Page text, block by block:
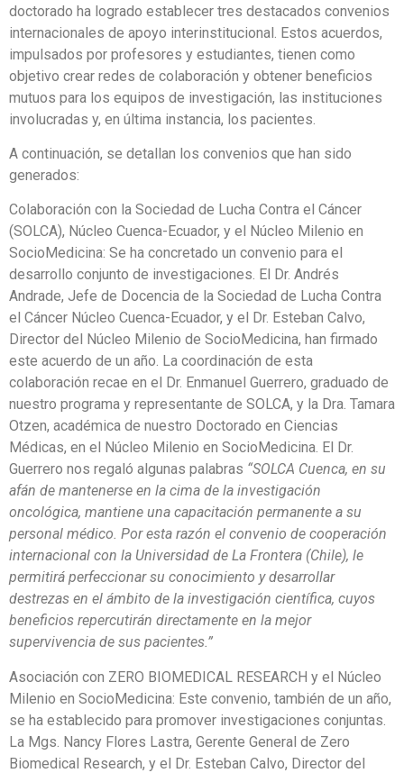
doctorado ha logrado establecer tres destacados convenios
internacionales de apoyo interinstitucional. Estos acuerdos,
impulsados por profesores y estudiantes, tienen como
objetivo crear redes de colaboración y obtener beneficios
mutuos para los equipos de investigación, las instituciones
involucradas y, en última instancia, los pacientes.
A continuación, se detallan los convenios que han sido
generados:
Colaboración con la Sociedad de Lucha Contra el Cáncer
(SOLCA), Núcleo Cuenca-Ecuador, y el Núcleo Milenio en
SocioMedicina: Se ha concretado un convenio para el
desarrollo conjunto de investigaciones. El Dr. Andrés
Andrade, Jefe de Docencia de la Sociedad de Lucha Contra
el Cáncer Núcleo Cuenca-Ecuador, y el Dr. Esteban Calvo,
Director del Núcleo Milenio de SocioMedicina, han firmado
este acuerdo de un año. La coordinación de esta
colaboración recae en el Dr. Enmanuel Guerrero, graduado de
nuestro programa y representante de SOLCA, y la Dra. Tamara
Otzen, académica de nuestro Doctorado en Ciencias
Médicas, en el Núcleo Milenio en SocioMedicina. El Dr.
Guerrero nos regaló algunas palabras “SOLCA Cuenca, en su
afán de mantenerse en la cima de la investigación
oncológica, mantiene una capacitación permanente a su
personal médico. Por esta razón el convenio de cooperación
internacional con la Universidad de La Frontera (Chile), le
permitirá perfeccionar su conocimiento y desarrollar
destrezas en el ámbito de la investigación científica, cuyos
beneficios repercutirán directamente en la mejor
supervivencia de sus pacientes.”
Asociación con ZERO BIOMEDICAL RESEARCH y el Núcleo
Milenio en SocioMedicina: Este convenio, también de un año,
se ha establecido para promover investigaciones conjuntas.
La Mgs. Nancy Flores Lastra, Gerente General de Zero
Biomedical Research, y el Dr. Esteban Calvo, Director del